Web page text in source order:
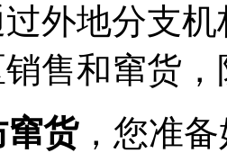
外地分支
售和窜货
窜货，您准